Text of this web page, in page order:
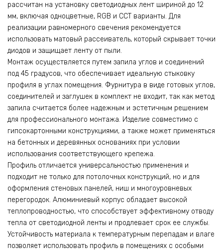
рассчитан на установку светодиодных лент шириной до 12
мм, включая одноцветные, RGB и CCT варианты. Для
реализации равномерного свечения рекомендуется
использовать матовый рассеиватель, который скрывает точки
диодов и защищает ленту от пыли.
Монтаж осуществляется путем запила углов и соединений
под 45 градусов, что обеспечивает идеальную стыковку
профиля в углах помещения. Фурнитура в виде готовых углов,
соединителей и заглушек в комплект не входит, так как метод
запила считается более надежным и эстетичным решением
для профессионального монтажа. Изделие совместимо с
гипсокартонными конструкциями, а также может применяться
на бетонных и деревянных основаниях при условии
использования соответствующего крепежа.
Профиль отличается универсальностью применения и
подходит не только для потолочных конструкций, но и для
оформления стеновых панелей, ниш и многоуровневых
перегородок. Алюминиевый корпус обладает высокой
теплопроводностью, что способствует эффективному отводу
тепла от светодиодной ленты и продлевает срок ее службы.
Устойчивость материала к температурным перепадам и влаге
позволяет использовать профиль в помещениях с особыми